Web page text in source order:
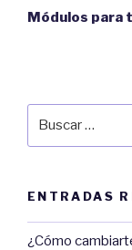
Post
Módulos para
ENTRADAS
¿Cómo